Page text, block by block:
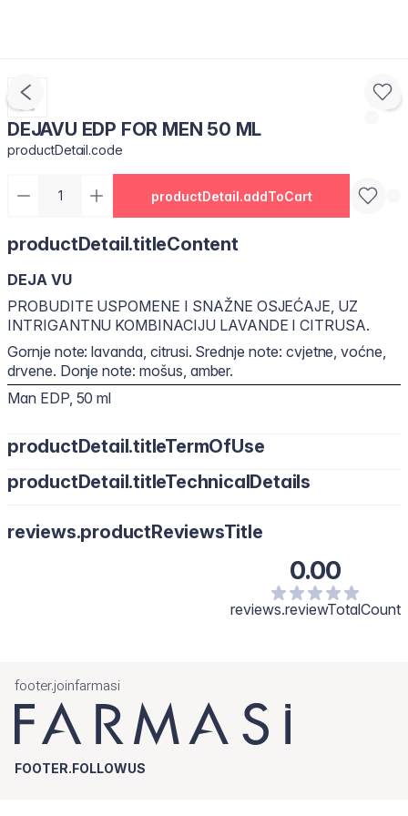
DEJAVU EDP FOR MEN 50 ML
productDetail.code
productDetail.addToCart
productDetail.titleContent
DEJA VU
PROBUDITE USPOMENE I SNAŽNE OSJEĆAJE, UZ
INTRIGANTNU KOMBINACIJU LAVANDE I CITRUSA.
Gornje note: lavanda, citrusi. Srednje note: cvjetne, voćne,
drvene. Donje note: mošus, amber.
Man EDP, 50 ml
productDetail.titleTermOfUse
Nanesi na pulsne tačke (vrat, ručne zglobove i iza ušiju)
productDetail.titleTechnicalDetails
reviews.productReviewsTitle
0.00
reviews.reviewTotalCount
footer.joinfarmasi
FOOTER.FOLLOWUS